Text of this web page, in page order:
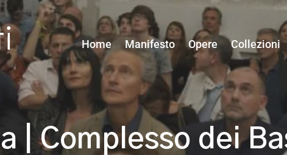
Home Manifesto Opere Collezioni
| Complesso dei